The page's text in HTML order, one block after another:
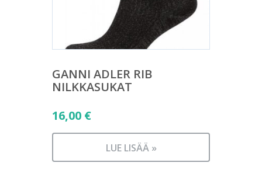
GANNI ADLER RIB
NILKKASUKAT
16,00 €
LUE LISÄÄ »